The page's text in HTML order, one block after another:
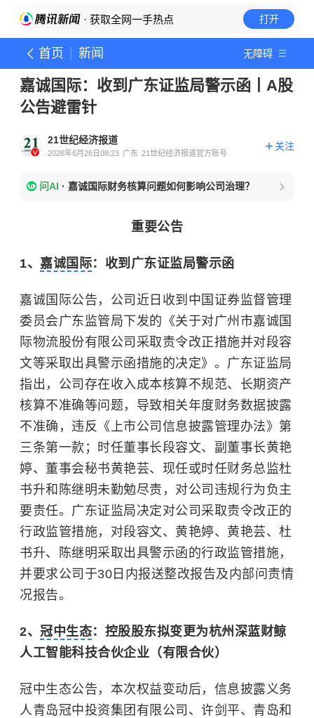
· 获取全网一手热点 打开
首页 新闻 无障碍
嘉诚国际：收到广东证监局警示函丨A股
公告避雷针
21世纪经济报道
2026年6月26日08:23 广东 21世纪经济报道官方账号
关注
问AI · 嘉诚国际财务核算问题如何影响公司治理？
重要公告
1、 嘉诚国际：收到广东证监局警示函
嘉诚国际公告，公司近日收到中国证券监督管理
委员会广东监管局下发的《关于对广州市嘉诚国
际物流股份有限公司采取责令改正措施并对段容
文等采取出具警示函措施的决定》。广东证监局
指出，公司存在收入成本核算不规范、长期资产
核算不准确等问题，导致相关年度财务数据披露
不准确，违反《上市公司信息披露管理办法》第
三条第一款；时任董事长段容文、副董事长黄艳
婷、董事会秘书黄艳芸、现任或时任财务总监杜
书升和陈继明未勤勉尽责，对公司违规行为负主
要责任。广东证监局决定对公司采取责令改正的
行政监管措施，对段容文、黄艳婷、黄艳芸、杜
书升、陈继明采取出具警示函的行政监管措施，
并要求公司于30日内报送整改报告及内部问责情
况报告。
2、 冠中生态：控股股东拟变更为杭州深蓝财鲸
人工智能科技合伙企业（有限合伙）
冠中生态公告，本次权益变动后，信息披露义务
人青岛冠中投资集团有限公司、许剑平、青岛和